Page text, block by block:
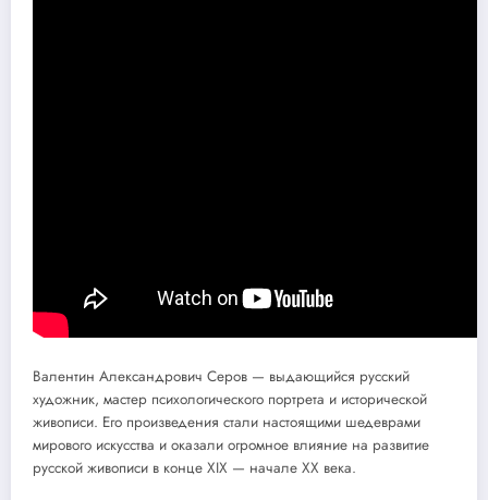
Валентин Александрович Серов — выдающийся русский
художник, мастер психологического портрета и исторической
живописи. Его произведения стали настоящими шедеврами
мирового искусства и оказали огромное влияние на развитие
русской живописи в конце XIX — начале XX века.